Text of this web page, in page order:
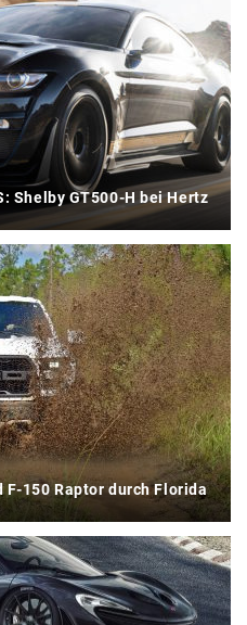
Shelby GT500-H bei Hertz
150 Raptor durch Florida